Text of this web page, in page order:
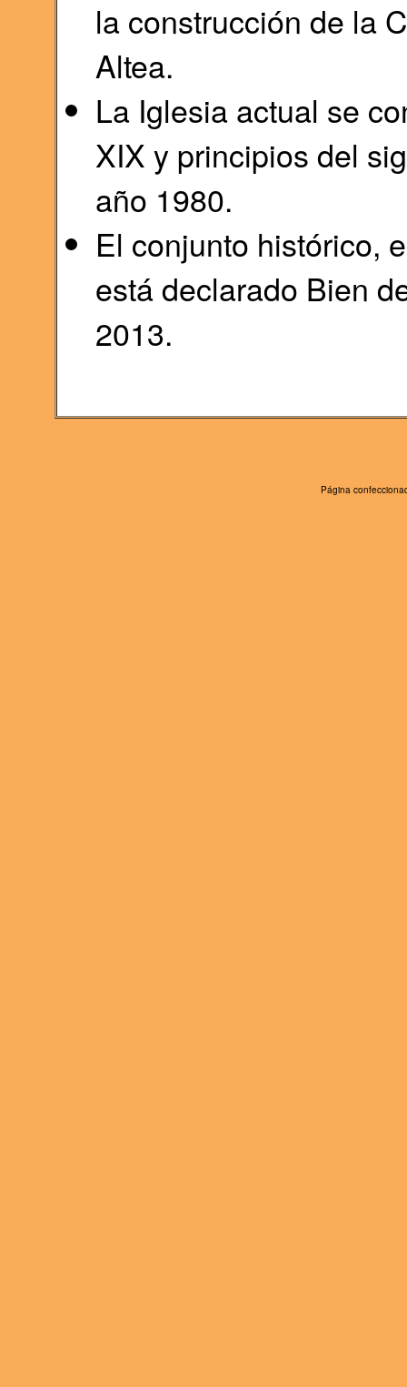
la construcción de la
Altea.
La Iglesia actual se
XIX y principios del
año 1980.
El conjunto histórico,
está declarado Bien
2013.
Página